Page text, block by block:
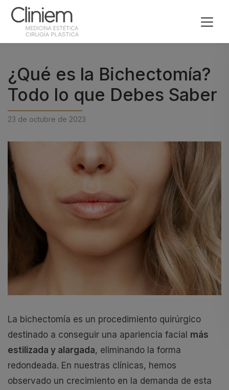
¿Qué es la Bichectomía?
Todo lo que Debes Saber
23 de octubre de 2023
La bichectomía es un procedimiento quirúrgico
destinado a conseguir una apariencia facial más
estilizada y alargada, eliminando la forma
redondeada. En nuestras clínicas, hemos
observado un crecimiento en la demanda de esta